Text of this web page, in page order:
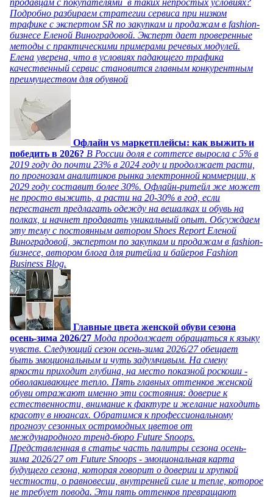
продавцам с покупателями в таких непростых условиях?
Подробно разбираем стратегии сервиса при низком
трафике с экспертом SR по закупкам и продажам в fashion-
бизнесе Еленой Виноградовой. Эксперт дает проверенные
методы с практическими примерами речевых модулей.
Елена уверена, что в условиях падающего трафика
качественный сервис становится главным конкурентным
преимуществом для обувной
Офлайн vs маркетплейсы: как выжить и
победить в 2026? В России доля e commerce выросла с 5% в
2019 году до почти 23% в 2024 году и продолжает расти,
по прогнозам аналитиков рынка электронной коммерции, к
2029 году составит более 30%. Офлайн-ритейл же может
не просто выжить, а расти на 20-30% в год, если
перестанет предлагать одежду на вешалках и обувь на
полках, и начнет продавать уникальный опыт. Обсуждаем
эту тему с постоянным автором Shoes Report Еленой
Виноградовой, экспертом по закупкам и продажам в fashion-
бизнесе, автором блога для ритейла и байеров Fashion
Business Blog.
Главные цвета женской обуви сезона
осень-зима 2026/27 Мода продолжает обращаться к языку
чувств. Следующий сезон осень-зима 2026/27 обещает
быть эмоциональным и чуть задумчивым. На смену
яркости приходит глубина, на место показной роскоши -
обволакивающее тепло. Пять главных оттенков женской
обуви отражают именно эти состояния: доверие к
естественности, внимание к фактуре и желание находить
красоту в нюансах. Обратимся к профессиональному
прогнозу сезонных остромодных цветов от
международного тренд-бюро Future Snoops.
Представленная в статье часть палитры сезона осень-
зима 2026/27 от Future Snoops - эмоциональная карта
будущего сезона, которая говорит о доверии и хрупкой
честности, о равновесии, внутренней силе и тепле, которое
не требует повода. Эти пять оттенков превращают